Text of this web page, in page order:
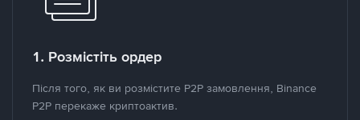
1. Розмістіть ордер
Після того, як ви розмістите P2P замовлення, Binance
P2P перекаже криптоактив.